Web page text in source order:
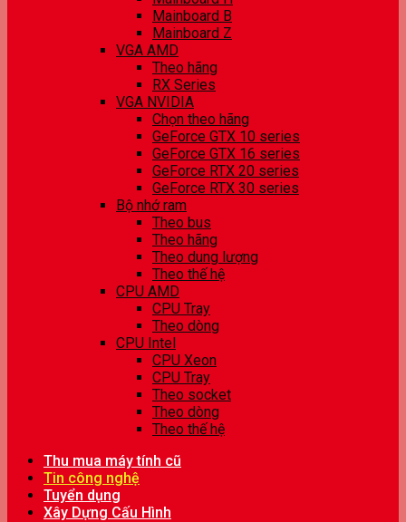
Mainboard B
Mainboard Z
VGA AMD
Theo hãng
RX Series
VGA NVIDIA
Chọn theo hãng
GeForce GTX 10 series
GeForce GTX 16 series
GeForce RTX 20 series
GeForce RTX 30 series
Bộ nhớ ram
Theo bus
Theo hãng
Theo dung lượng
Theo thế hệ
CPU AMD
CPU Tray
Theo dòng
CPU Intel
CPU Xeon
CPU Tray
Theo socket
Theo dòng
Theo thế hệ
Thu mua máy tính cũ
Tin công nghệ
Tuyển dụng
Xây Dựng Cấu Hình